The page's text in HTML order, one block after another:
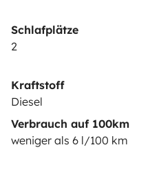
Schlafplätze
2
Kraftstoff
Diesel
Verbrauch auf 100km
weniger als 6 l/100 km
Sichere Zahlungsweisen
Herunterladen im